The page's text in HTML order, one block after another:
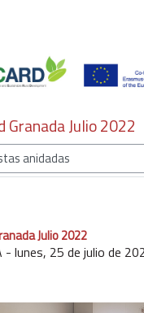
Granada Julio 2022
Julio 2022
- lunes, 25 de julio de
0